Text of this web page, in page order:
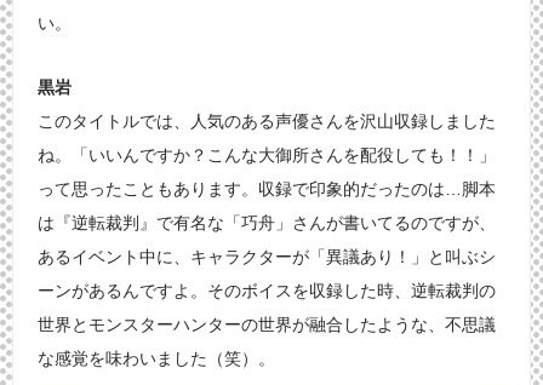
い。
黒岩
このタイトルでは、人気のある声優さんを沢山収録しました
ね。「いいんですか？こんな大御所さんを配役しても！！」
って思ったこともあります。収録で印象的だったのは…脚本
は『逆転裁判』で有名な「巧舟」さんが書いてるのですが、
あるイベント中に、キャラクターが「異議あり！」と叫ぶシ
ーンがあるんですよ。そのボイスを収録した時、逆転裁判の
世界とモンスターハンターの世界が融合したような、不思議
な感覚を味わいました（笑）。